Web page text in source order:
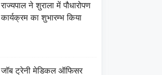
राज्यपाल ने शुराला में पौधारोपण
कार्यक्रम का शुभारम्भ किया
जॉब ट्रेनी मेडिकल ऑफिसर